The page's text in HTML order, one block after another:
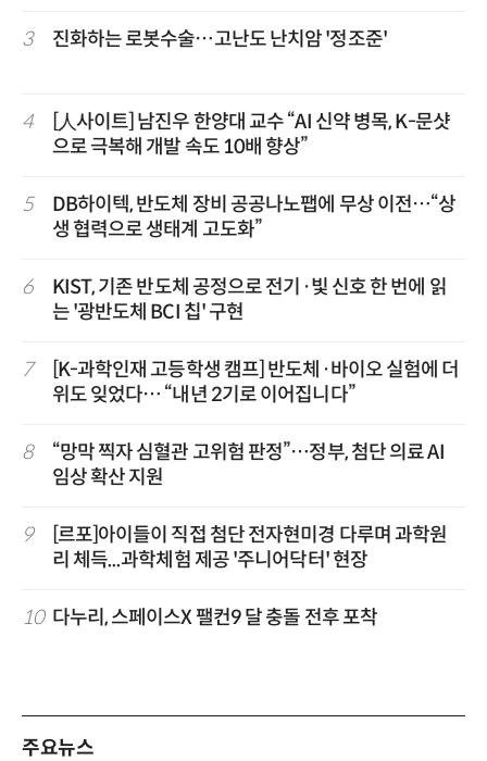
3 진화하는 로봇수술…고난도 난치암 '정조준'
4
[人사이트] 남진우 한양대 교수 “AI 신약 병목, K-문샷
으로 극복해 개발 속도 10배 향상”
5
DB하이텍, 반도체 장비 공공나노팹에 무상 이전…“상
생 협력으로 생태계 고도화”
6
KIST, 기존 반도체 공정으로 전기·빛 신호 한 번에 읽
는 '광반도체 BCI 칩' 구현
7
[K-과학인재 고등학생 캠프] 반도체·바이오 실험에 더
위도 잊었다… “내년 2기로 이어집니다”
8
“망막 찍자 심혈관 고위험 판정”…정부, 첨단 의료 AI
임상 확산 지원
9
[르포]아이들이 직접 첨단 전자현미경 다루며 과학원
리 체득...과학체험 제공 '주니어닥터' 현장
10 다누리, 스페이스X 팰컨9 달 충돌 전후 포착
주요뉴스